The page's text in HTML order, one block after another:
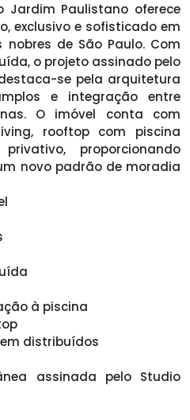
Jardim Paulistano oferece
exclusivo e sofisticado em
de São Paulo. Com
o projeto assinado pelo
se pela arquitetura
e integração entre
O imóvel conta com
rooftop com piscina
proporcionando
novo padrão de moradia
à piscina
distribuídos
assinada pelo Studio